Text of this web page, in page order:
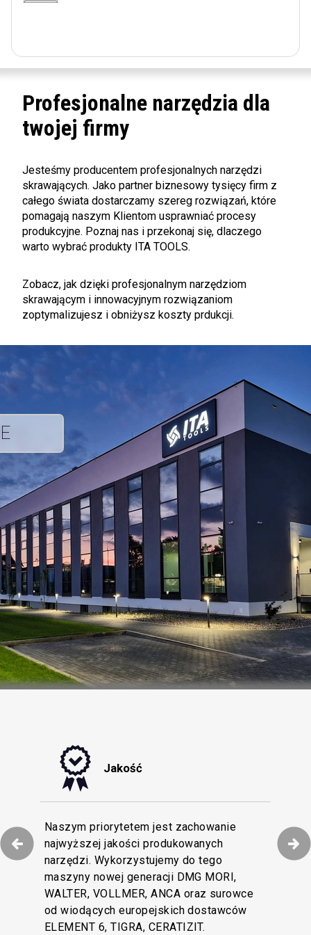
Profesjonalne narzędzia dla
twojej firmy
Jesteśmy producentem profesjonalnych narzędzi
skrawających. Jako partner biznesowy tysięcy firm z
całego świata dostarczamy szereg rozwiązań, które
pomagają naszym Klientom usprawniać procesy
produkcyjne. Poznaj nas i przekonaj się, dlaczego
warto wybrać produkty ITA TOOLS.
Zobacz, jak dzięki profesjonalnym narzędziom
skrawającym i innowacyjnym rozwiązaniom
zoptymalizujesz i obniżysz koszty prdukcji.
Jakość
Naszym priorytetem jest zachowanie
najwyższej jakości produkowanych
narzędzi. Wykorzystujemy do tego
maszyny nowej generacji DMG MORI,
WALTER, VOLLMER, ANCA oraz surowce
od wiodących europejskich dostawców
ELEMENT 6, TIGRA, CERATIZIT.
procesów
efektywną
Klientów i
na
magazyn z
dostępności
Dokładamy wszelkich starań, by obsługa
Klienta w naszej firmie pozostawała na
najwyższym poziomie. Wielojęzyczny
zespół Obsługi Klienta wesprze Cię swoją
wiedzą techniczną i doświadczeniem.